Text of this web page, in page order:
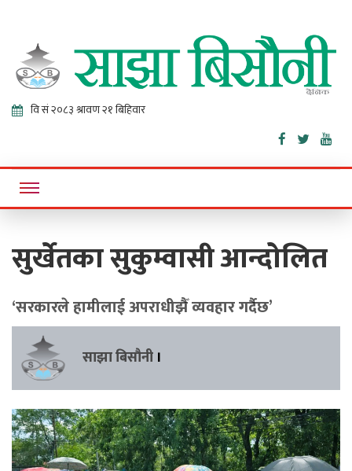
Sajha
Bisaunee
Online News Portal
सुर्खेतका सुकुम्वासी आन्दोलित
‘सरकारले हामीलाई अपराधीझैँ व्यवहार गर्दैछ’
साझा बिसौनी ।